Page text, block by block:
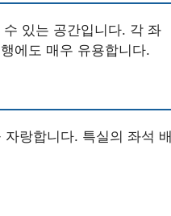
있는 공간입니다. 각 좌
에도 매우 유용합니다.
랑합니다. 특실의 좌석 배